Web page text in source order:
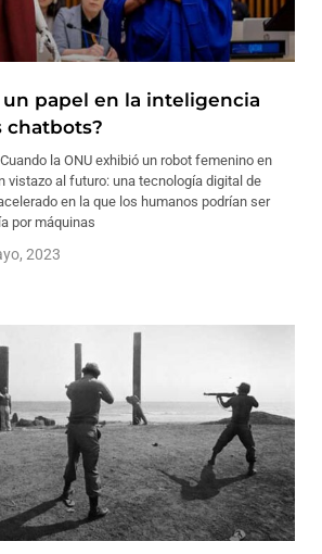
un papel en la inteligencia
chatbots?
la ONU exhibió un robot femenino en
vistazo al futuro: una tecnología digital de
en la que los humanos podrían ser
por máquinas
2023